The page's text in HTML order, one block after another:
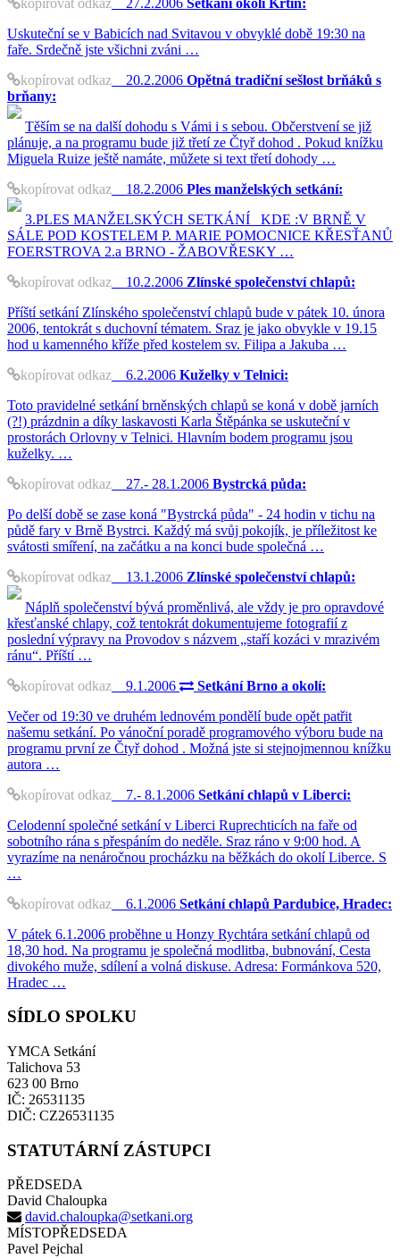
Uskuteční se v Babicích nad Svitavou v obvyklé době 19:30 na
faře. Srdečně jste všichni zváni …
kopírovat odkaz 20.2.2006 Opětná tradiční sešlost brňáků s
brňany:
Těším se na další dohodu s Vámi i s sebou. Občerstvení se již
plánuje, a na programu bude již třetí ze Čtyř dohod . Pokud knížku
Miguela Ruize ještě namáte, můžete si text třetí dohody …
kopírovat odkaz 18.2.2006 Ples manželských setkání:
3.PLES MANŽELSKÝCH SETKÁNÍ KDE :V BRNĚ V
SÁLE POD KOSTELEM P. MARIE POMOCNICE KŘESŤANŮ
FOERSTROVA 2.a BRNO - ŽABOVŘESKY …
kopírovat odkaz 10.2.2006 Zlínské společenství chlapů:
Příští setkání Zlínského společenství chlapů bude v pátek 10. února
2006, tentokrát s duchovní tématem. Sraz je jako obvykle v 19.15
hod u kamenného kříže před kostelem sv. Filipa a Jakuba …
kopírovat odkaz 6.2.2006 Kuželky v Telnici:
Toto pravidelné setkání brněnských chlapů se koná v době jarních
(?!) prázdnin a díky laskavosti Karla Štěpánka se uskuteční v
prostorách Orlovny v Telnici. Hlavním bodem programu jsou
kuželky. …
kopírovat odkaz 27.- 28.1.2006 Bystrcká půda:
Po delší době se zase koná "Bystrcká půda" - 24 hodin v tichu na
půdě fary v Brně Bystrci. Každý má svůj pokojík, je příležitost ke
svátosti smíření, na začátku a na konci bude společná …
kopírovat odkaz 13.1.2006 Zlínské společenství chlapů:
Náplň společenství bývá proměnlivá, ale vždy je pro opravdové
křesťanské chlapy, což tentokrát dokumentujeme fotografií z
poslední výpravy na Provodov s názvem „staří kozáci v mrazivém
ránu“. Příští …
kopírovat odkaz 9.1.2006
Setkání Brno a okolí:
Večer od 19:30 ve druhém lednovém pondělí bude opět patřit
našemu setkání. Po vánoční poradě programového výboru bude na
programu první ze Čtyř dohod . Možná jste si stejnojmennou knížku
autora …
kopírovat odkaz 7.- 8.1.2006 Setkání chlapů v Liberci:
Celodenní společné setkání v Liberci Ruprechticích na faře od
sobotního rána s přespáním do neděle. Sraz ráno v 9:00 hod. A
vyrazíme na nenáročnou procházku na běžkách do okolí Liberce. S
…
kopírovat odkaz 6.1.2006 Setkání chlapů Pardubice, Hradec:
V pátek 6.1.2006 proběhne u Honzy Rychtára setkání chlapů od
18,30 hod. Na programu je společná modlitba, bubnování, Cesta
divokého muže, sdílení a volná diskuse. Adresa: Formánkova 520,
Hradec …
SÍDLO SPOLKU
YMCA Setkání
Talichova 53
623 00 Brno
IČ: 26531135
DIČ: CZ26531135
STATUTÁRNÍ ZÁSTUPCI
PŘEDSEDA
David Chaloupka
david.chaloupka@setkani.org
MÍSTOPŘEDSEDA
Pavel Pejchal